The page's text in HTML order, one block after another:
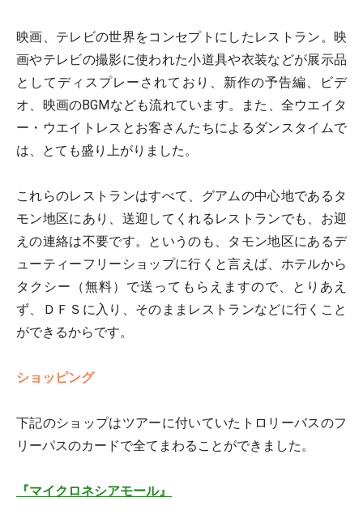
映画、テレビの世界をコンセプトにしたレストラン。映
画やテレビの撮影に使われた小道具や衣装などが展示品
としてディスプレーされており、新作の予告編、ビデ
オ、映画のBGMなども流れています。また、全ウエイタ
ー・ウエイトレスとお客さんたちによるダンスタイムで
は、とても盛り上がりました。
これらのレストランはすべて、グアムの中心地であるタ
モン地区にあり、送迎してくれるレストランでも、お迎
えの連絡は不要です。というのも、タモン地区にあるデ
ューティーフリーショップに行くと言えば、ホテルから
タクシー（無料）で送ってもらえますので、とりあえ
ず、ＤＦＳに入り、そのままレストランなどに行くこと
ができるからです。
ショッピング
下記のショップはツアーに付いていたトロリーバスのフ
リーパスのカードで全てまわることができました。
『マイクロネシアモール』